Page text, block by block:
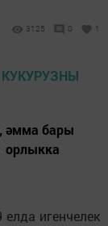
3125 0 1
әмма бары
орлыкка
игенчелек